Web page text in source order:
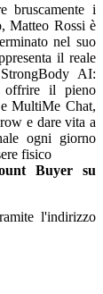
bruscamente i
Matteo Rossi è
nel suo
il reale
AI:
offrire il pieno
MultiMe Chat,
e dare vita a
ogni giorno
fisico
Buyer su
l'indirizzo